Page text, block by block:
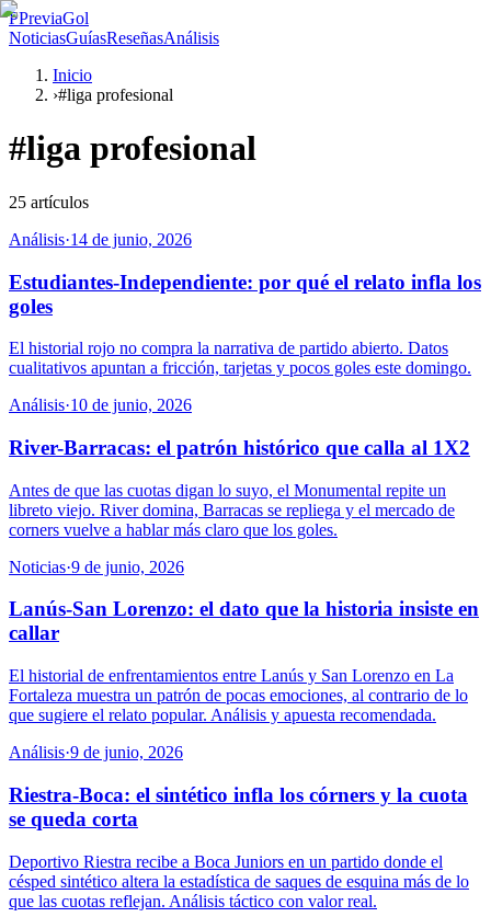
PPreviaGol
NoticiasGuíasReseñasAnálisis
Inicio
›#liga profesional
#liga profesional
25 artículos
Análisis·14 de junio, 2026
Estudiantes-Independiente: por qué el relato infla los
goles
El historial rojo no compra la narrativa de partido abierto. Datos
cualitativos apuntan a fricción, tarjetas y pocos goles este domingo.
Análisis·10 de junio, 2026
River-Barracas: el patrón histórico que calla al 1X2
Antes de que las cuotas digan lo suyo, el Monumental repite un
libreto viejo. River domina, Barracas se repliega y el mercado de
corners vuelve a hablar más claro que los goles.
Noticias·9 de junio, 2026
Lanús-San Lorenzo: el dato que la historia insiste en
callar
El historial de enfrentamientos entre Lanús y San Lorenzo en La
Fortaleza muestra un patrón de pocas emociones, al contrario de lo
que sugiere el relato popular. Análisis y apuesta recomendada.
Análisis·9 de junio, 2026
Riestra-Boca: el sintético infla los córners y la cuota
se queda corta
Deportivo Riestra recibe a Boca Juniors en un partido donde el
césped sintético altera la estadística de saques de esquina más de lo
que las cuotas reflejan. Análisis táctico con valor real.